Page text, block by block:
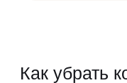
Как убрать